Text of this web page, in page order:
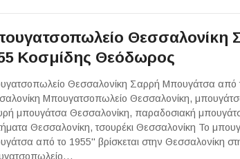
Θεσσαλονίκη
Κοσμίδης Θεόδωρος
Θεσσαλονίκη Σαρρή Μπουγάτσα από
Μπουγατσοπωλείο Θεσσαλονίκη,
μπουγάτσα Θεσσαλονίκη, παραδοσιακή
Θεσσαλονίκη, τσουρέκι Θεσσαλονίκη Το
από το 1955" βρίσκεται στην Θεσσαλονίκη